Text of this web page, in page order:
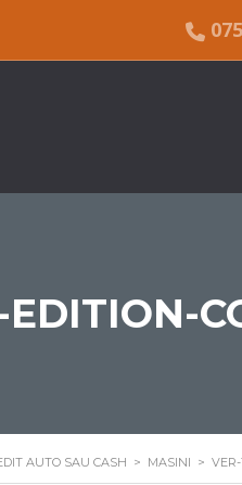
EDITION-
AUTO SAU CASH > MASINI >